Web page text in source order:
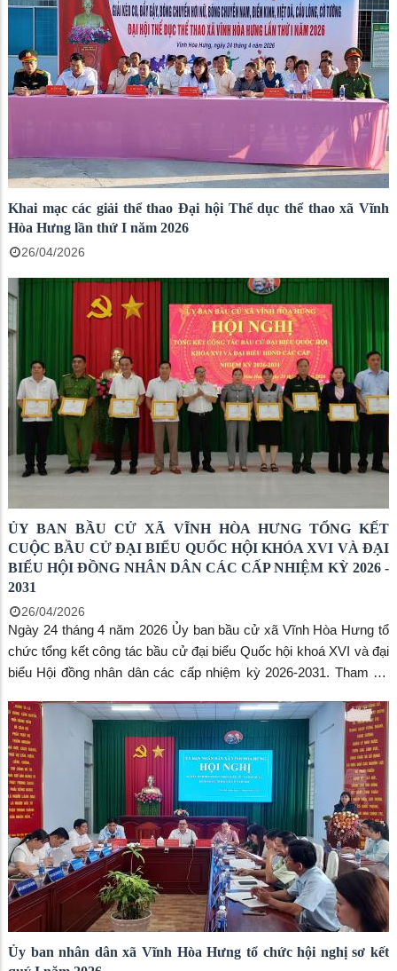
Khai mạc các giải thể thao Đại hội Thể dục thể thao xã Vĩnh
Hòa Hưng lần thứ I năm 2026
26/04/2026
ỦY BAN BẦU CỬ XÃ VĨNH HÒA HƯNG TỔNG KẾT
CUỘC BẦU CỬ ĐẠI BIỂU QUỐC HỘI KHÓA XVI VÀ ĐẠI
BIỂU HỘI ĐỒNG NHÂN DÂN CÁC CẤP NHIỆM KỲ 2026 -
2031
26/04/2026
Ngày 24 tháng 4 năm 2026 Ủy ban bầu cử xã Vĩnh Hòa Hưng tổ
chức tổng kết công tác bầu cử đại biểu Quốc hội khoá XVI và đại
biểu Hội đồng nhân dân các cấp nhiệm kỳ 2026-2031. Tham dự
ủy, đồng chí Nguyễn Văn Thiềm - Chủ tịch UBND xã - Chủ tịch
Ủy ban bầu cử xã. Cùng tham dự có các đồng chí Ban chỉ đạo
bầu cử xã, Ủy ban bầu cử xã, các đồng chí Trưởng ban, Phó
trưởng ban, thư ký các Ban bầu cử, Tổ trưởng Tổ bầu cử, các cơ
quan, đơn vị trực thuộc UBND xã, các đồng chí Bí thư chi bộ
kiêm Trưởng ấp trên địa bàn.
Ủy ban nhân dân xã Vĩnh Hòa Hưng tổ chức hội nghị sơ kết